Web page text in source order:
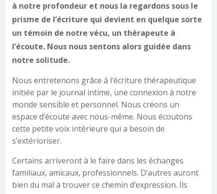
à notre profondeur et nous la regardons sous le
prisme de l’écriture qui devient en quelque sorte
un témoin de notre vécu, un thérapeute à
l’écoute. Nous nous sentons alors guidée dans
notre solitude.
Nous entretenons grâce à l’écriture thérapeutique
initiée par le journal intime, une connexion à notre
monde sensible et personnel. Nous créons un
espace d’écoute avec nous-même. Nous écoutons
cette petite voix intérieure qui a besoin de
s’extérioriser.
Certains arriveront à le faire dans les échanges
familiaux, amicaux, professionnels. D’autres auront
bien du mal à trouver ce chemin d’expression. Ils